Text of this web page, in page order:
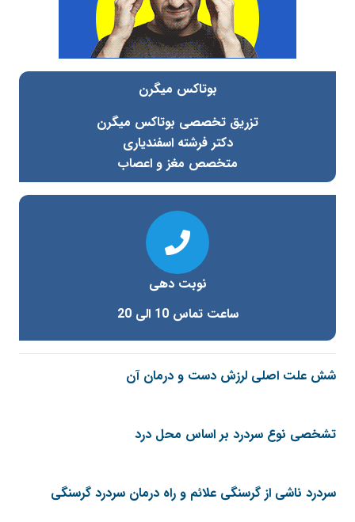
بوتاکس میگرن
تزریق تخصصی بوتاکس میگرن
دکتر فرشته اسفندیاری
متخصص مغز و اعصاب
نوبت دهی
ساعت تماس 10 الی 20
شش علت اصلی لرزش دست و درمان آن
تشخصی نوع سردرد بر اساس محل درد
سردرد ناشی از گرسنگی علائم و راه درمان سردرد گرسنگی